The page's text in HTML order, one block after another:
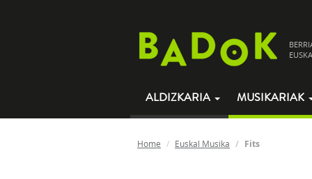
ALDIZKARIA MUSIKARIAK
Home Euskal Musika Fits